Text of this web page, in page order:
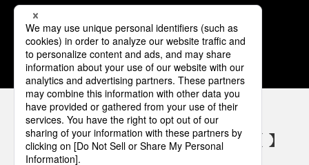
2 3 4 5 6
パナソニックの電気設備 SNSアカウント